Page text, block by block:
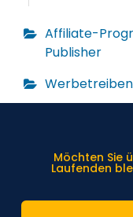
Affiliate-
Publisher
Möchten Sie
Laufenden